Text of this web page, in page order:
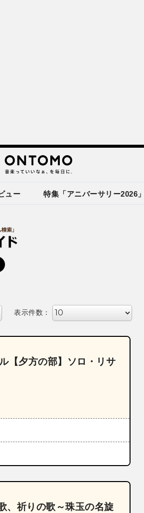
ュー 特集「アニバーサリー2026」
表示件数：
【夕方の部】ソロ・リサ
、祈りの歌～珠玉の名旋